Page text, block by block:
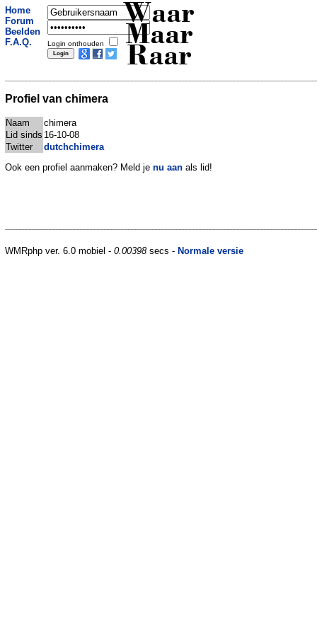
Home
Forum
Beelden
F.A.Q.
Login onthouden
Waar
Maar
Raar
Profiel van chimera
Naam
chimera
Lid sinds 16-10-08
Twitter
dutchchimera
Ook een profiel aanmaken? Meld je nu aan als lid!
WMRphp ver. 6.0 mobiel - 0.00398secs - Normale versie